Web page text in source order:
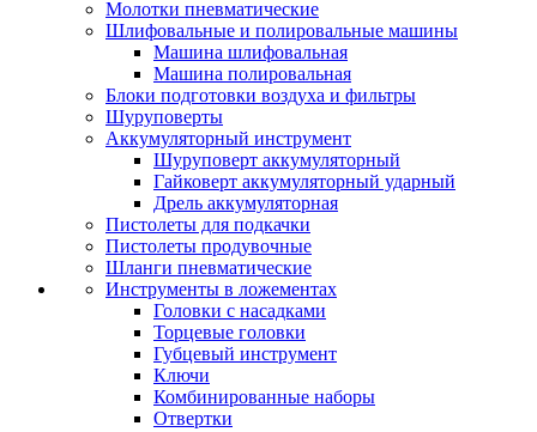
Молотки пневматические
Шлифовальные и полировальные машины
Машина шлифовальная
Машина полировальная
Блоки подготовки воздуха и фильтры
Шуруповерты
Аккумуляторный инструмент
Шуруповерт аккумуляторный
Гайковерт аккумуляторный ударный
Дрель аккумуляторная
Пистолеты для подкачки
Пистолеты продувочные
Шланги пневматические
Инструменты в ложементах
Головки с насадками
Торцевые головки
Губцевый инструмент
Ключи
Комбинированные наборы
Отвертки